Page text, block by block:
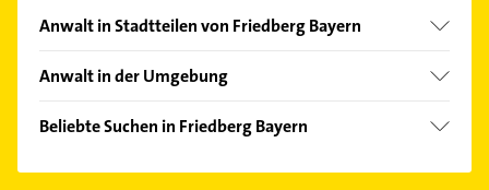
Anwalt in Stadtteilen von Friedberg Bayern
Hügelshart
Anwalt in der Umgebung
Dasing
Augsburg
Beliebte Suchen in Friedberg Bayern